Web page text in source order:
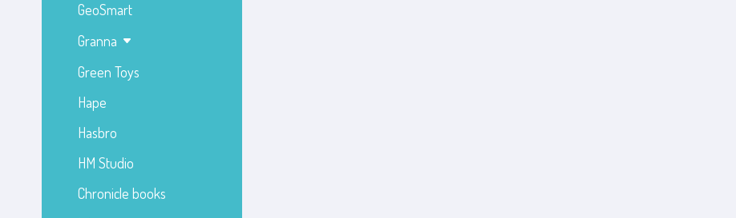
GeoSmart
Granna
Green Toys
Hape
Hasbro
HM Studio
Chronicle books